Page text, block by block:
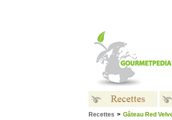
Recettes > Gâteau Red